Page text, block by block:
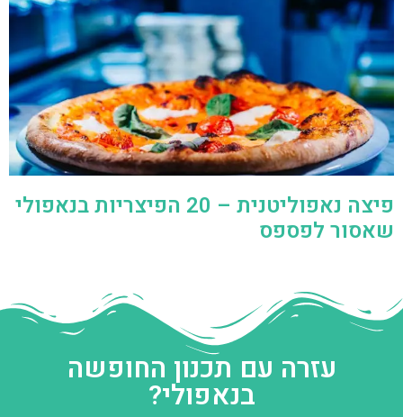
פיצה נאפוליטנית – 20 הפיצריות בנאפולי
שאסור לפספס
עזרה עם תכנון החופשה
בנאפולי?